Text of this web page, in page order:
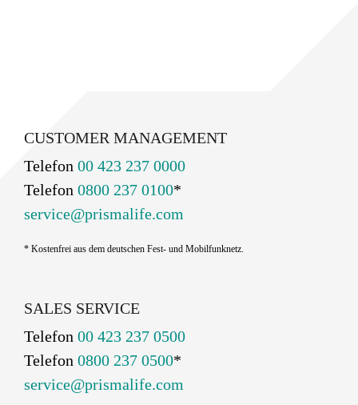
CUSTOMER MANAGEMENT
Telefon 00 423 237 0000
Telefon 0800 237 0100*
service@prismalife.com
* Kostenfrei aus dem deutschen Fest- und Mobilfunknetz.
SALES SERVICE
Telefon 00 423 237 0500
Telefon 0800 237 0500*
service@prismalife.com